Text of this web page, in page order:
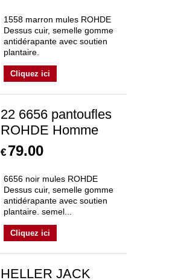
1558 marron mules ROHDE
Dessus cuir, semelle gomme
antidérapante avec soutien
plantaire.
Cliquez ici
22 6656 pantoufles
ROHDE Homme
€ 79.00
6656 noir mules ROHDE
Dessus cuir, semelle gomme
antidérapante avec soutien
plantaire. semel...
Cliquez ici
HELLER JACK